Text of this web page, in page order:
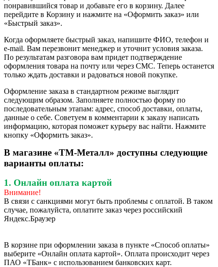
понравившийся товар и добавьте его в корзину. Далее
перейдите в Корзину и нажмите на «Оформить заказ» или
«Быстрый заказ».
Когда оформляете быстрый заказ, напишите ФИО, телефон и
e-mail. Вам перезвонит менеджер и уточнит условия заказа.
По результатам разговора вам придет подтверждение
оформления товара на почту или через СМС. Теперь останется
только ждать доставки и радоваться новой покупке.
Оформление заказа в стандартном режиме выглядит
следующим образом. Заполняете полностью форму по
последовательным этапам: адрес, способ доставки, оплаты,
данные о себе. Советуем в комментарии к заказу написать
информацию, которая поможет курьеру вас найти. Нажмите
кнопку «Оформить заказ».
В магазине «ТМ-Металл» доступны следующие
варианты оплаты:
1. Онлайн оплата картой
Внимание!
В связи с санкциями могут быть проблемы с оплатой. В таком
случае, пожалуйста, оплатите заказ через российский
Яндекс.Браузер
В корзине при оформлении заказа в пункте «Способ оплаты»
выберите «Онлайн оплата картой». Оплата происходит через
ПАО «ТБанк» с использованием банковских карт.